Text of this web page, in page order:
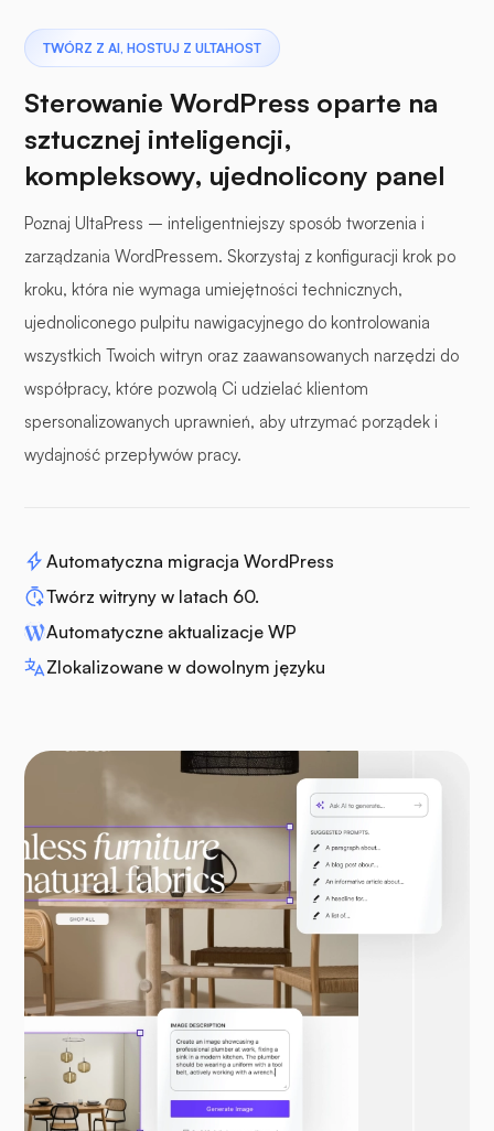
TWÓRZ Z AI, HOSTUJ Z ULTAHOST
Sterowanie WordPress oparte na
sztucznej inteligencji,
kompleksowy, ujednolicony panel
Poznaj UltaPress – inteligentniejszy sposób tworzenia i
zarządzania WordPressem. Skorzystaj z konfiguracji krok po
kroku, która nie wymaga umiejętności technicznych,
ujednoliconego pulpitu nawigacyjnego do kontrolowania
wszystkich Twoich witryn oraz zaawansowanych narzędzi do
współpracy, które pozwolą Ci udzielać klientom
spersonalizowanych uprawnień, aby utrzymać porządek i
wydajność przepływów pracy.
Automatyczna migracja WordPress
Twórz witryny w latach 60.
Automatyczne aktualizacje WP
Zlokalizowane w dowolnym języku